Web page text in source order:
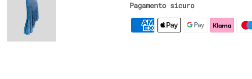
Pagamento sicuro